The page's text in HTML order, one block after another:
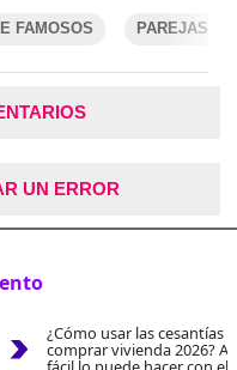
FAMOSOS PAREJAS
UN ERROR
¿Cómo usar las cesantías
comprar vivienda 2026?